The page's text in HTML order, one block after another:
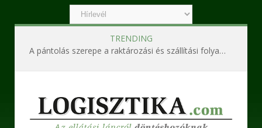
TRENDING
A pántolás szerepe a raktározási és szállítási folyamatokban